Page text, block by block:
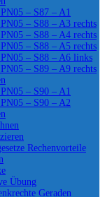
– S87 – A1
– S88 – A3 rechts
– S88 – A4 rechts
– S88 – A5 rechts
– S88 – A6 links
– S89 – A9 rechts
– S90 – A1
– S90 – A2
Rechenvorteile
Übung
Geraden